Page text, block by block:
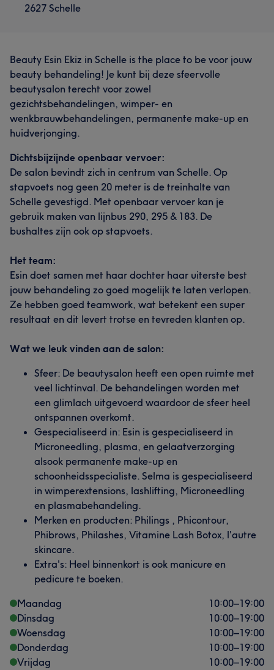
2627 Schelle
Beauty Esin Ekiz in Schelle is the place to be voor jouw
beauty behandeling! Je kunt bij deze sfeervolle
beautysalon terecht voor zowel
gezichtsbehandelingen, wimper- en
wenkbrauwbehandelingen, permanente make-up en
huidverjonging.
Dichtsbijzijnde openbaar vervoer:
De salon bevindt zich in centrum van Schelle. Op
stapvoets nog geen 20 meter is de treinhalte van
Schelle gevestigd. Met openbaar vervoer kan je
gebruik maken van lijnbus 290, 295 & 183. De
bushaltes zijn ook op stapvoets.
Het team:
Esin doet samen met haar dochter haar uiterste best
jouw behandeling zo goed mogelijk te laten verlopen.
Ze hebben goed teamwork, wat betekent een super
resultaat en dit levert trotse en tevreden klanten op.
Wat we leuk vinden aan de salon:
Sfeer: De beautysalon heeft een open ruimte met
veel lichtinval. De behandelingen worden met
een glimlach uitgevoerd waardoor de sfeer heel
ontspannen overkomt.
Gespecialiseerd in: Esin is gespecialiseerd in
Microneedling, plasma, en gelaatverzorging
alsook permanente make-up en
schoonheidsspecialiste. Selma is gespecialiseerd
in wimperextensions, lashlifting, Microneedling
en plasmabehandeling.
Merken en producten: Philings , Phicontour,
Phibrows, Philashes, Vitamine Lash Botox, l'autre
skincare.
Extra's: Heel binnenkort is ook manicure en
pedicure te boeken.
Maandag
10:00–19:00
Dinsdag
10:00–19:00
Woensdag
10:00–19:00
Donderdag
10:00–19:00
Vrijdag
10:00–19:00